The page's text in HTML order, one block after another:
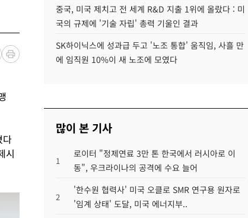
다
시
중국, 미국 제치고 전 세계 R&D 지출 1위에 올랐다 : 미
국의 규제에 '기술 자립' 총력 기울인 결과
SK하이닉스에 성과급 두고 '노조 통합' 움직임, 사흘 만
에 임직원 10%이 새 노조에 모였다
많이 본 기사
1
로이터 "정제연료 3만 톤 한국에서 러시아로 이
동", 우크라이나의 공격에 수요 늘어
2
'한수원 협력사' 미국 오클로 SMR 연구용 원자로
'임계 상태' 도달, 미국 에너지부..